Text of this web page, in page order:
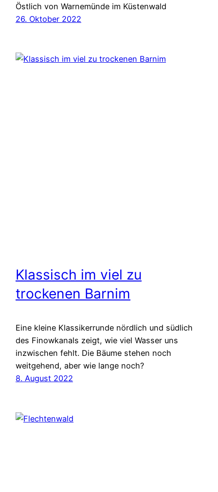
Östlich von Warnemünde im Küstenwald
26. Oktober 2022
Klassisch im viel zu
trockenen Barnim
Eine kleine Klassikerrunde nördlich und südlich
des Finowkanals zeigt, wie viel Wasser uns
inzwischen fehlt. Die Bäume stehen noch
weitgehend, aber wie lange noch?
8. August 2022